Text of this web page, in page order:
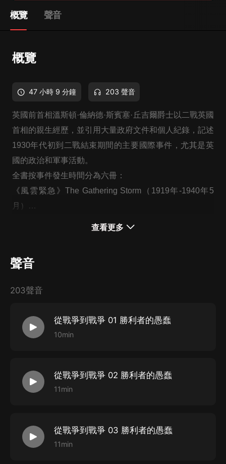
概覽 聲音
概覽
47 小時 9 分鐘 203 聲音
英國前首相溫斯頓·倫納德·斯賓塞·丘吉爾爵士以二戰英國
首相的親生經歷，並引用大量政府文件和個人紀錄，記述
1930年代初到二戰結束期間的主要國際事件，尤其是英
國的政治和軍事活動。
全書按事件發生時間分為六冊：
《風雲緊急》The Gathering Storm（1919年-1940年5
月）
《命運的關鍵》The Hinge of Fate（1942年-1943年5
《緊縮包圍圈》Closing the Ring（1943年6月-1944年6
《勝利與悲劇》Triumph and Tragedy（1944年6月
的根源與形成，導致第二次世界大戰的一系列重要的歷史
事件；追述他在1919年《凡爾賽和約》簽訂以后到1940
勒的真實面目，下定了同德國法西斯血戰到底的決心，力
挽狂瀾，開始把英國人民引向了光明的勝利之路。上部
查看更多
聲音
203聲音
從戰爭到戰爭 01 勝利者的愚蠢
10min
從戰爭到戰爭 02 勝利者的愚蠢
11min
從戰爭到戰爭 03 勝利者的愚蠢
11min